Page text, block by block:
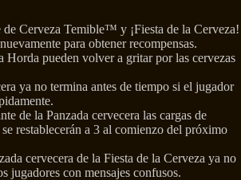
de Cerveza Temible™ y ¡Fiesta de la Cerveza!
para obtener recompensas.
Horda pueden volver a gritar por las cervezas
ya no termina antes de tiempo si el jugador
de la Panzada cervecera las cargas de
restablecerán a 3 al comienzo del próximo
cervecera de la Fiesta de la Cerveza ya no
jugadores con mensajes confusos.